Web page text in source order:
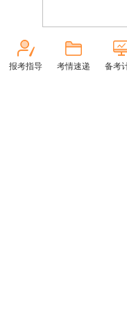
报考指导 考情速递 备考